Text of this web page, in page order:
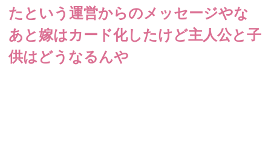
たという運営からのメッセージやな
あと嫁はカード化したけど主人公と子
供はどうなるんや